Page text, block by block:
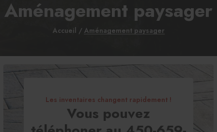
Aménagement paysager
Accueil Aménagement paysager
Les inventaires changent rapidement !
Vous pouvez